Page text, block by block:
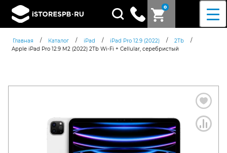
0
Поиск
товаров
Главная / Каталог / iPad / iPad Pro 12.9 (2022) / 2Tb
/
Apple iPad Pro 12.9 M2 (2022) 2Tb Wi‑Fi + Cellular, серебристый